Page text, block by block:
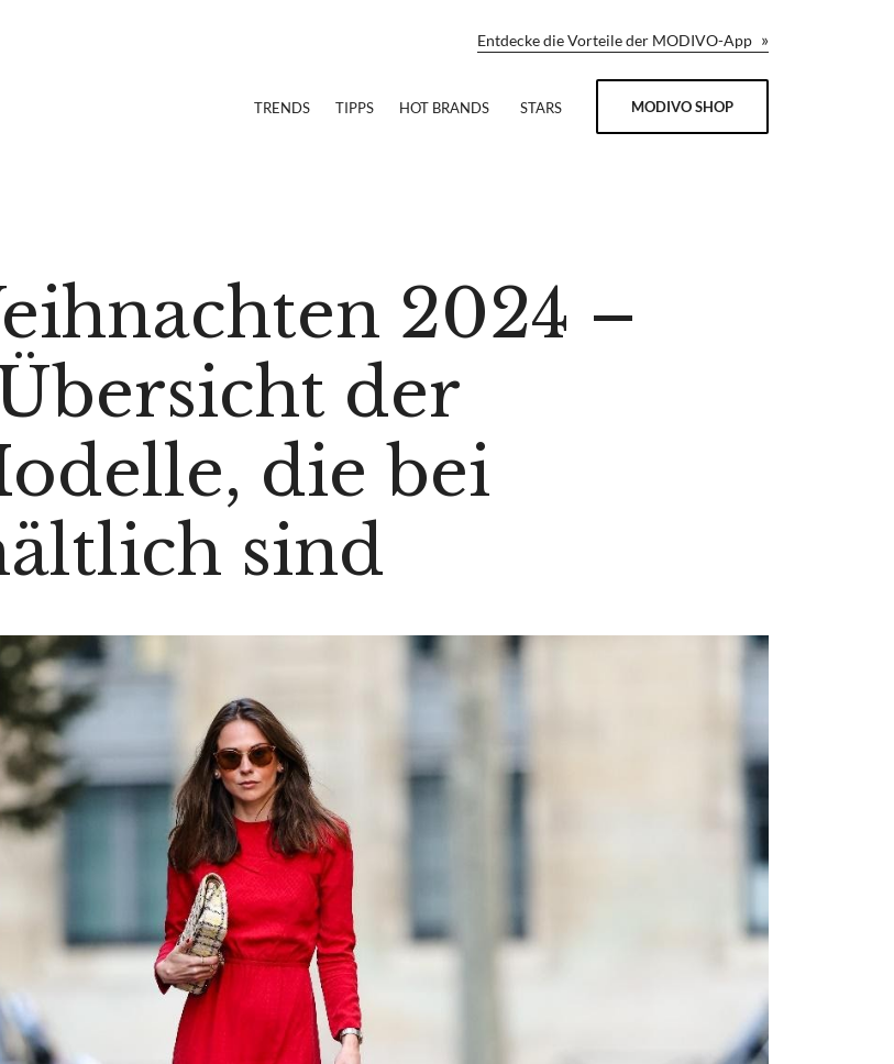
Entdecke die Vorteile der MODIVO-App »
TRENDS TIPPS HOT BRANDS STARS MODIVO SHOP
2024 –
der
die bei
sind